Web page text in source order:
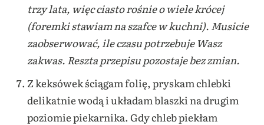
trzy lata, więc ciasto rośnie o wiele krócej
(foremki stawiam na szafce w kuchni). Musicie
zaobserwować, ile czasu potrzebuje Wasz
zakwas. Reszta przepisu pozostaje bez zmian.
Z keksówek ściągam folię, pryskam chlebki
delikatnie wodą i układam blaszki na drugim
poziomie piekarnika. Gdy chleb piekłam